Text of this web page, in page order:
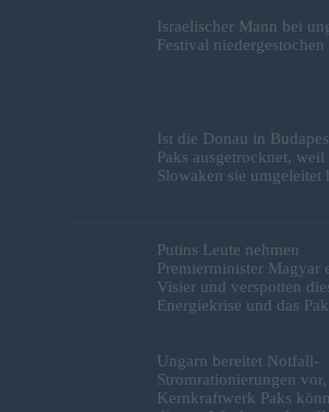
Israelischer Mann bei
Festival niedergestochen
Ist die Donau in
Paks ausgetrocknet, weil
Slowaken sie umgeleitet
Putins Leute nehmen
Premierminister Magyar
Visier und verspotten
Energiekrise und das
Ungarn bereitet Notfall-
Stromrationierungen vor,
Kernkraftwerk Paks